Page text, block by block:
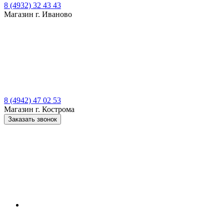
8 (4932) 32 43 43
Магазин г. Иваново
8 (4942) 47 02 53
Магазин г. Кострома
Заказать звонок